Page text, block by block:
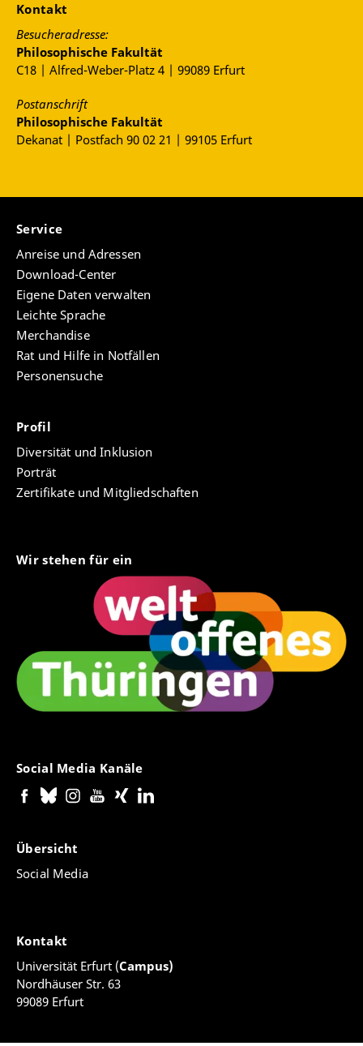
Kontakt
Besucheradresse:
Philosophische Fakultät
C18 | Alfred-Weber-Platz 4 | 99089 Erfurt
Postanschrift
Philosophische Fakultät
Dekanat | Postfach 90 02 21 | 99105 Erfurt
Service
Anreise und Adressen
Download-Center
Eigene Daten verwalten
Leichte Sprache
Merchandise
Rat und Hilfe in Notfällen
Personensuche
Profil
Diversität und Inklusion
Porträt
Zertifikate und Mitgliedschaften
Wir stehen für ein
Social Media Kanäle
Übersicht
Social Media
Kontakt
Universität Erfurt (Campus)
Nordhäuser Str. 63
99089 Erfurt